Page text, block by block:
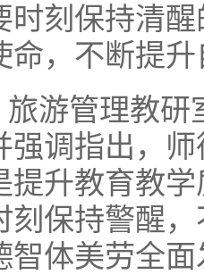
时刻保持清
命，不断提
游管理教
强调指出，
提升教育教
刻保持警醒
智体美劳全